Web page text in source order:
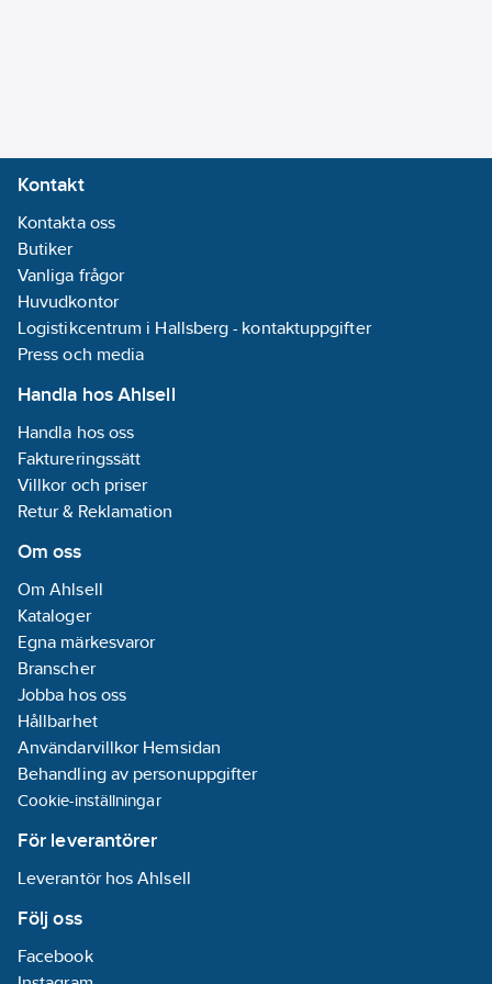
Kontakt
Kontakta oss
Butiker
Vanliga frågor
Huvudkontor
Logistikcentrum i Hallsberg - kontaktuppgifter
Press och media
Handla hos Ahlsell
Handla hos oss
Faktureringssätt
Villkor och priser
Retur & Reklamation
Om oss
Om Ahlsell
Kataloger
Egna märkesvaror
Branscher
Jobba hos oss
Hållbarhet
Användarvillkor Hemsidan
Behandling av personuppgifter
Cookie-inställningar
För leverantörer
Leverantör hos Ahlsell
Följ oss
Facebook